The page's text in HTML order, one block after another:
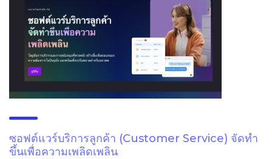
ซอฟต์แวร์บริการลูกค้า (Customer Service) จัดทำ
ขึ้นเพื่อความเพลิดเพลิน